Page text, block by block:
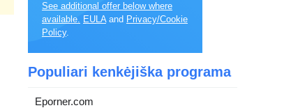
See additional offer below where
available. EULAand Privacy/Cookie
Policy.
Populiari kenkėjiška programa
Eporner.com